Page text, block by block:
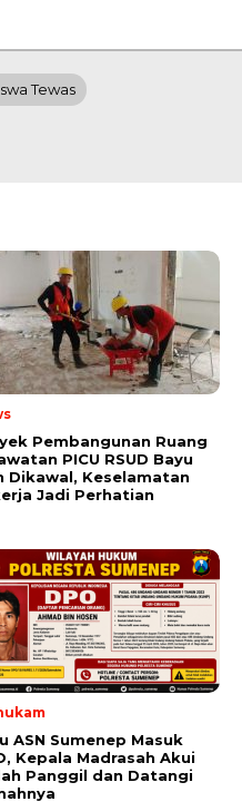
Tewas
Pembangunan Ruang
PICU RSUD Bayu
Dikawal, Keselamatan
Jadi Perhatian
ASN Sumenep Masuk
Kepala Madrasah Akui
Panggil dan Datangi